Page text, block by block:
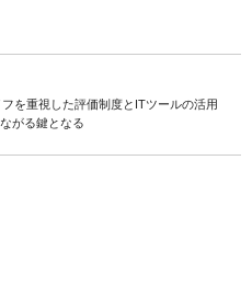
を重視した評価制度とITツールの活用
がる鍵となる